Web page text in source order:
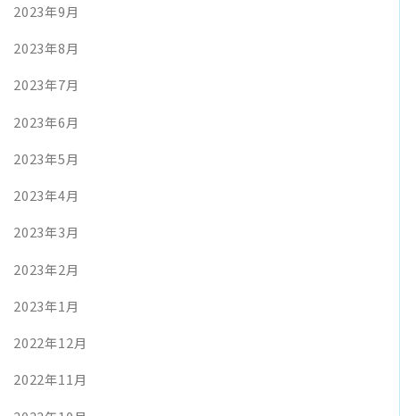
2023年9月
2023年8月
2023年7月
2023年6月
2023年5月
2023年4月
2023年3月
2023年2月
2023年1月
2022年12月
2022年11月